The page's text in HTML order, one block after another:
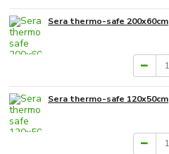
Sera thermo-safe 200x60cm
Sera thermo-safe 120x50cm